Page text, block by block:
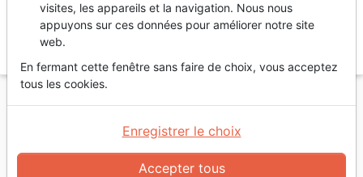
Accueil Livres
Souffrance, Relation d'aide
Souviens-toi que tu es poussière - Le chemin
surprenant vers une espérance vivante
visites, les appareils et la navigation. Nous nous
appuyons sur ces données pour améliorer notre site
web.
En fermant cette fenêtre sans faire de choix, vous acceptez
tous les cookies.
Accepter tous
Enregistrer le choix